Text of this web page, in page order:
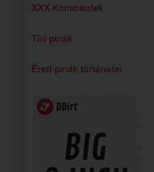
XXX Kommentek
Tini pinák
Érett pinák történetei